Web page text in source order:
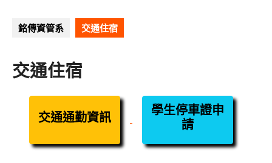
銘傳資管系
交通住宿
交通住宿
交通通勤資訊
學生停車證申
請